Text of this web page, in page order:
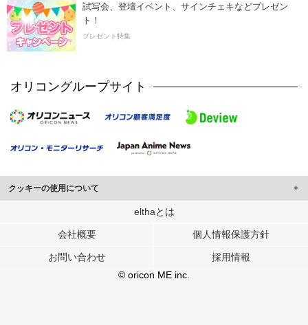
試写会、登壇イベント、サインチェキなどプレゼン
ト！
プレゼント特集
オリコングループサイト
クッキーの使用について
このサイトでは Cookie を使用して、ユーザーに合わせたコンテンツや広告の
行っています。
メディアや広告配信、データ解析の各パートナーに提供しています。
各パートナーは、この情報とユーザーが各パートナーに提供した他の情報や、
ユーザーが各パートナーのサービスを使用したときに収集した他の情報を組み
elthaとは
会社概要 個人情報保護方針
お問い合わせ
採用情報
© oricon ME inc.